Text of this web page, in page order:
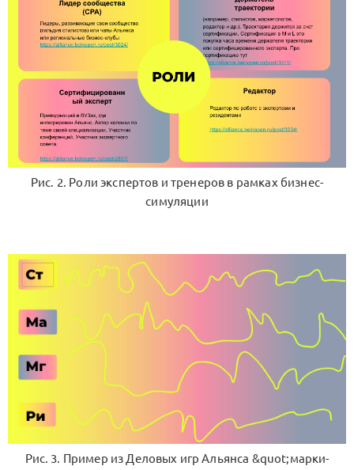
Рис. 2. Роли экспертов и тренеров в рамках бизнес-
симуляции
Рис. 3. Пример из Деловых игр Альянса &quot;марки-